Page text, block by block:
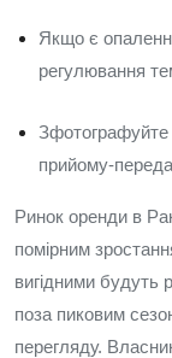
Якщо є
регулювання
Зфотографуйте
прийому-
Ринок оренди в
помірним
вигідними будуть
поза пиковим
перегляду.